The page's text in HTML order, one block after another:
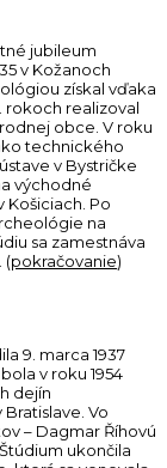
jubileum
v Kožanoch
získal vďaka
rokoch realizoval
obce. V roku
technického
v Bystričke
východné
Košiciach. Po
na
sa zamestnáva
(pokračovanie)
9. marca 1937
v roku 1954
dejín
Vo
– Dagmar Říhovú
ukončila